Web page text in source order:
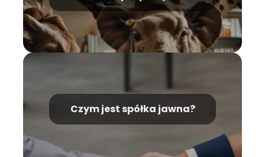
Czym jest spółka jawna?